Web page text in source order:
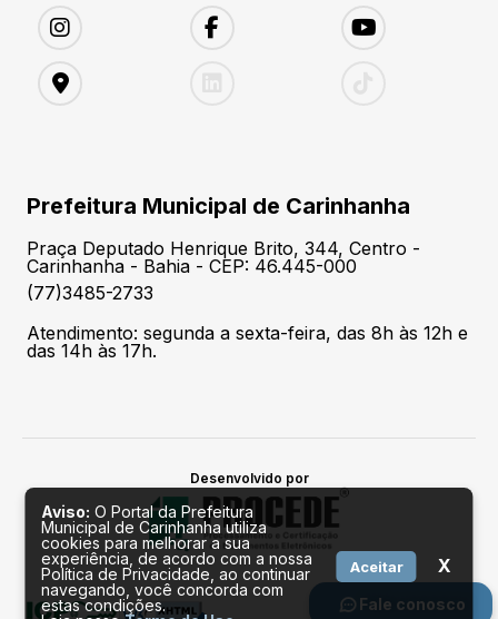
Fale conosco
Prefeitura Municipal de Carinhanha
Praça Deputado Henrique Brito, 344, Centro -
Carinhanha - Bahia - CEP: 46.445-000
(77)3485-2733
Atendimento: segunda a sexta-feira, das 8h às 12h e
das 14h às 17h.
Desenvolvido por
Aviso: O Portal da Prefeitura
Municipal de Carinhanha utiliza
cookies para melhorar a sua
experiência, de acordo com a nossa
Política de Privacidade, ao continuar
navegando, você concorda com
estas condições.
Aceitar X